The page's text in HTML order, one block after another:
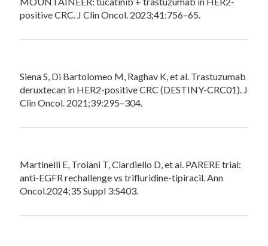
positive CRC. J Clin Oncol. 2023;41:756–65.
Siena S, Di Bartolomeo M, Raghav K, et al. Trastuzumab
deruxtecan in HER2-positive CRC (DESTINY-CRC01). J
Clin Oncol. 2021;39:295–304.
Martinelli E, Troiani T, Ciardiello D, et al. PARERE trial:
anti-EGFR rechallenge vs trifluridine-tipiracil. Ann
Oncol.2024;35 Suppl 3:S403.